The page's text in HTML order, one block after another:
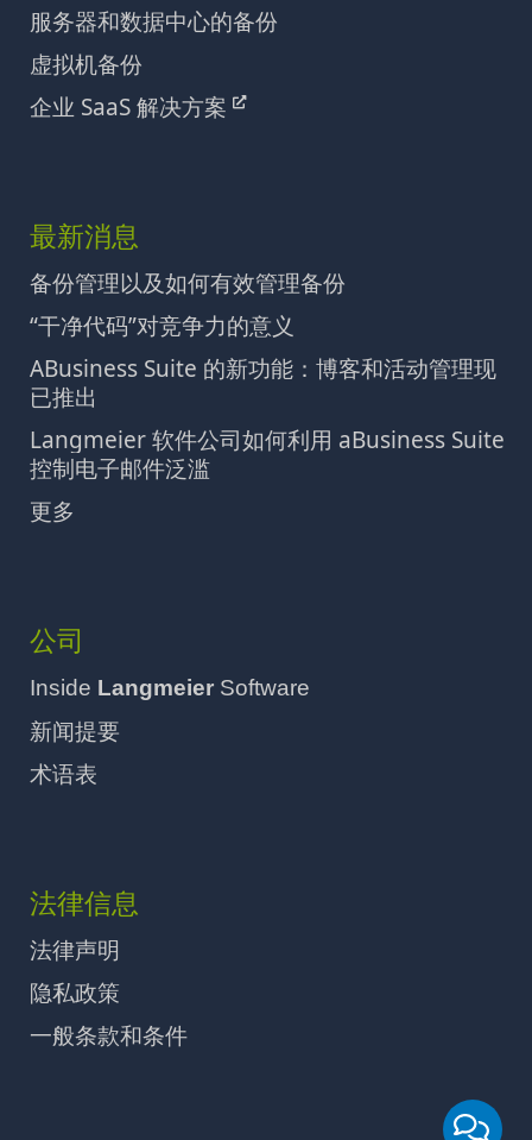
服务器和数据中心的备份
虚拟机备份
企业 SaaS 解决方案
最新消息
备份管理以及如何有效管理备份
“干净代码”对竞争力的意义
ABusiness Suite 的新功能：博客和活动管理现
已推出
Langmeier 软件公司如何利用 aBusiness Suite
控制电子邮件泛滥
更多
公司
Inside Langmeier Software
新闻提要
术语表
法律信息
法律声明
隐私政策
一般条款和条件